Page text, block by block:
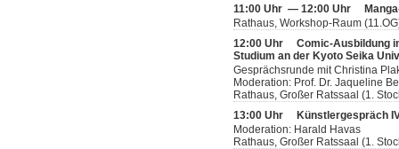
11:00 Uhr — 12:00 Uhr
Rathaus, Workshop-Raum
12:00 Uhr Comic-Ausbildung
Studium an der Kyoto Seika
Gesprächsrunde mit Christina
Moderation: Prof. Dr. Jaqueline
Rathaus, Großer Ratssaal (1.
13:00 Uhr
Künstlergespräch
Moderation: Harald Havas
Rathaus, Großer Ratssaal (1.